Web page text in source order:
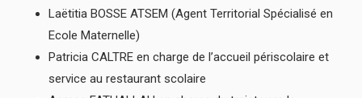
Laëtitia BOSSE ATSEM (Agent Territorial Spécialisé en
Ecole Maternelle)
Patricia CALTRE en charge de l’accueil périscolaire et
service au restaurant scolaire